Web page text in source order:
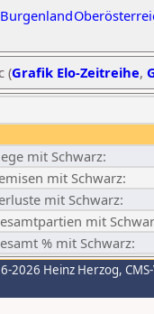
Burgenland
(Grafik Elo-Zeitreihe,
mit Schwarz:
mit Schwarz:
mit Schwarz:
mit
% mit Schwarz:
2026 Heinz Herzog,